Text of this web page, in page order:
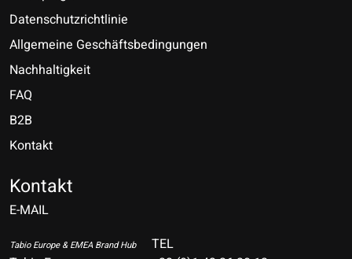
Datenschutzrichtlinie
Allgemeine Geschäftsbedingungen
Nachhaltigkeit
FAQ
B2B
Kontakt
Kontakt
E-MAIL
Tabio Europe & EMEA Brand Hub
TEL